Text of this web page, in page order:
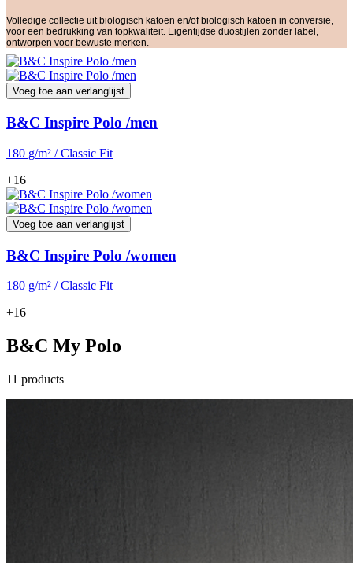
Volledige collectie uit biologisch katoen en/of biologisch katoen in conversie,
voor een bedrukking van topkwaliteit. Eigentijdse duostijlen zonder label,
ontworpen voor bewuste merken.
Voeg toe aan verlanglijst
B&C Inspire Polo /men
180 g/m² / Classic Fit
+16
Voeg toe aan verlanglijst
B&C Inspire Polo /women
180 g/m² / Classic Fit
+16
B&C My Polo
11 products